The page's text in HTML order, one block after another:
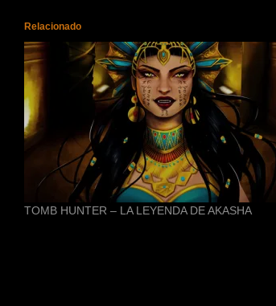
Relacionado
TOMB HUNTER – LA LEYENDA DE AKASHA